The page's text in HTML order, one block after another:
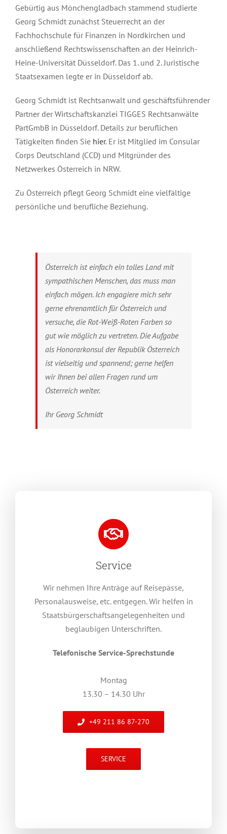
Gebürtig aus Mönchengladbach stammend studierte
Georg Schmidt zunächst Steuerrecht an der
Fachhochschule für Finanzen in Nordkirchen und
anschließend Rechtswissenschaften an der Heinrich-
Heine-Universität Düsseldorf. Das 1. und 2. Juristische
Staatsexamen legte er in Düsseldorf ab.
Georg Schmidt ist Rechtsanwalt und geschäftsführender
Partner der Wirtschaftskanzlei TIGGES Rechtsanwälte
PartGmbB in Düsseldorf. Details zur beruflichen
Tätigkeiten finden Sie hier. Er ist Mitglied im Consular
Corps Deutschland (CCD) und Mitgründer des
Netzwerkes Österreich in NRW.
Zu Österreich pflegt Georg Schmidt eine vielfältige
persönliche und berufliche Beziehung.
Österreich ist einfach ein tolles Land mit
sympathischen Menschen, das muss man
einfach mögen. Ich engagiere mich sehr
gerne ehrenamtlich für Österreich und
versuche, die Rot-Weiß-Roten Farben so
gut wie möglich zu vertreten. Die Aufgabe
als Honorarkonsul der Republik Österreich
ist vielseitig und spannend; gerne helfen
wir Ihnen bei allen Fragen rund um
Österreich weiter.
Ihr Georg Schmidt
Service
Wir nehmen Ihre Anträge auf Reisepässe,
Personalausweise, etc. entgegen. Wir helfen in
Staatsbürgerschaftsangelegenheiten und
beglaubigen Unterschriften.
Telefonische Service-Sprechstunde
Montag
13.30 – 14.30 Uhr
+49 211 86 87-270
SERVICE